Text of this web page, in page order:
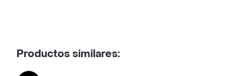
Productos similares: